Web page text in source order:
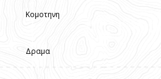
Κομοτηνη
Δραμα